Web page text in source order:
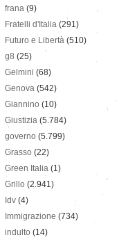
frana (9)
Fratelli d'Italia (291)
Futuro e Libertà (510)
g8 (25)
Gelmini (68)
Genova (542)
Giannino (10)
Giustizia (5.784)
governo (5.799)
Grasso (22)
Green Italia (1)
Grillo (2.941)
Idv (4)
Immigrazione (734)
indulto (14)